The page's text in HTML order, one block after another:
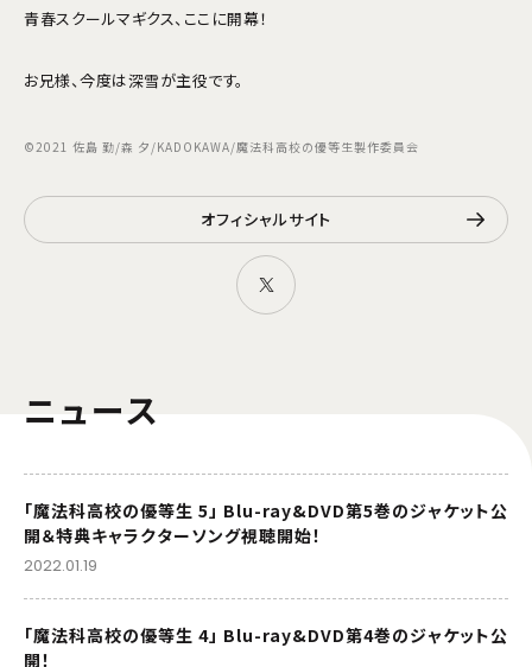
青春スクールマギクス、ここに開幕！
お兄様、今度は深雪が主役です。
©2021 佐島 勤/森 夕/KADOKAWA/魔法科高校の優等生製作委員会
オフィシャルサイト
ニュース
「魔法科高校の優等生 5」 Blu-ray&DVD第5巻のジャケット公
開＆特典キャラクターソング視聴開始！
2022.01.19
「魔法科高校の優等生 4」 Blu-ray&DVD第4巻のジャケット公
開！